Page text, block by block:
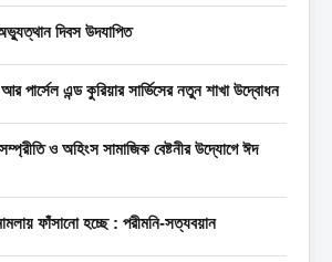
দিবস উদযাপিত
পার্সেল এন্ড কুরিয়ার সার্ভিসের নতুন শাখা উদ্বোধন
ও অহিংস সামাজিক বেষ্টনীর উদ্যোগে ঈদ
ফাঁসানো হচ্ছে : পরীমনি-সত্যবয়ান